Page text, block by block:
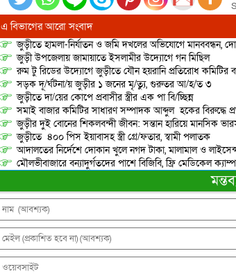
এ বিভাগের আরো সংবাদ
জুড়ীতে হামলা-নির্যাতন ও জমি দখলের অভিযোগে মানববন্ধন,
জুড়ী উপজেলায় জামায়াতে ইসলামীর উদ্যোগে গন মিছিল
রুম টু রিডের উদ্যোগে জুড়ীতে যৌন হয়রানি প্রতিরোধ কমিটির
সড়ক দূ/র্ঘটনা/য় জুড়ীর ১ জনের মৃ/ত্যু, গুরুতর আ/হ/ত ৩
জুড়ীতে দা/য়ের কোপে প্রবাসীর স্ত্রীর এক পা বি/চ্ছিন্ন
সমাই বাজার কমিটির সাধারণ সম্পাদক আব্দুল হকের বিরুদ্ধে
জুড়ীর দুই বোনের শিকলবন্দী জীবন: সন্তান হারিয়ে মানসিক
জুড়ীতে ৪০০ পিস ইয়াবাসহ স্ত্রী গ্রে/ফতার, স্বামী পলাতক
আদালতের নির্দেশে দোকান খুলে নগদ টাকা, মালামাল ও
মৌলভীবাজারে বন্যাদুর্গতদের পাশে বিজিবি, ফ্রি মেডিকেল